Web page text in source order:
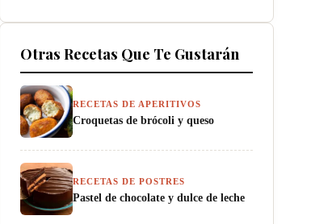
Otras Recetas Que Te Gustarán
RECETAS DE APERITIVOS
Croquetas de brócoli y queso
RECETAS DE POSTRES
Pastel de chocolate y dulce de leche